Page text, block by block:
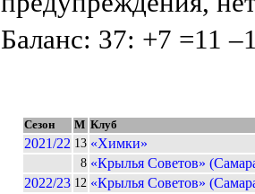
Баланс: 37: +7 =11
Сезон М Клуб
2021/22 13 «Химки»
8 «Крылья Советов»
2022/23 12 «Крылья Советов»